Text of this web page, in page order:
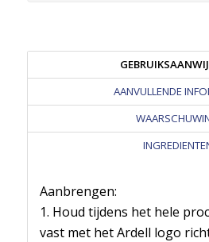
AANVULLENDE
Aanbrengen:
1. Houd tijdens het hele
vast met het Ardell logo